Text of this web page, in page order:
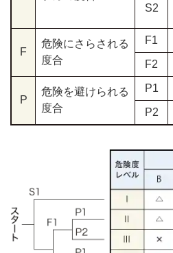
S2
F
危険にさらされる
度合
F1
F2
P
危険を避けられる
度合
P1
P2